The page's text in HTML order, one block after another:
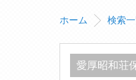
ホーム 検索
愛厚昭和荘